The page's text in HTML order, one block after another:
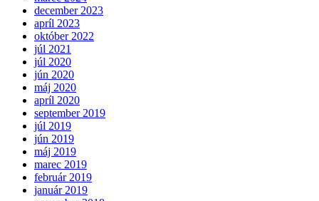
december 2023
apríl 2023
október 2022
júl 2021
júl 2020
jún 2020
máj 2020
apríl 2020
september 2019
júl 2019
jún 2019
máj 2019
marec 2019
február 2019
január 2019